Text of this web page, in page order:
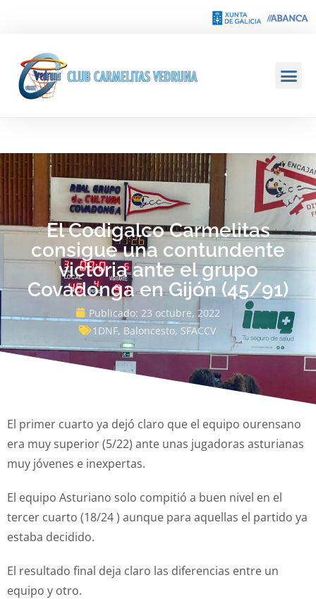
El Codigalco Carmelitas
consigue una contundente
victoria ante el grupo
Covadonga en Gijón (45/91)
Publicado: 23 octubre, 2022
1DNF, Baloncesto, SFACCV
El primer cuarto ya dejó claro que el equipo ourensano
era muy superior (5/22) ante unas jugadoras asturianas
muy jóvenes e inexpertas.
El equipo Asturiano solo compitió a buen nivel en el
tercer cuarto (18/24 ) aunque para aquellas el partido ya
estaba decidido.
El resultado final deja claro las diferencias entre un
equipo y otro.